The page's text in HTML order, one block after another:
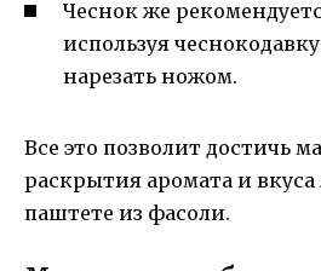
Чеснок же
используя
нарезать ножом.
Все это позволит достичь
раскрытия аромата и вкуса
паштете из фасоли.